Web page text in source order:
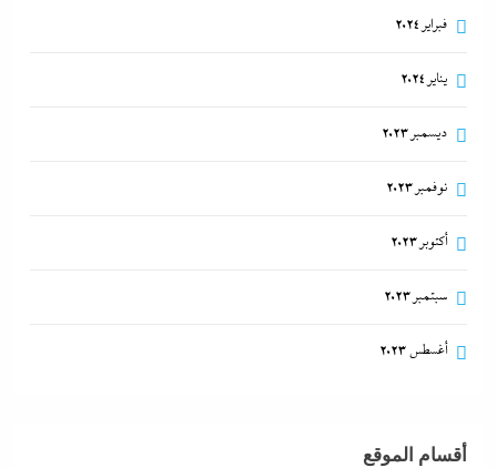
فبراير 2024
يناير 2024
ديسمبر 2023
نوفمبر 2023
أكتوبر 2023
سبتمبر 2023
أغسطس 2023
أقسام الموقع